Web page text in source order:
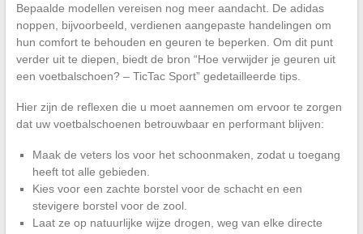
Bepaalde modellen vereisen nog meer aandacht. De adidas
noppen, bijvoorbeeld, verdienen aangepaste handelingen om
hun comfort te behouden en geuren te beperken. Om dit punt
verder uit te diepen, biedt de bron “Hoe verwijder je geuren uit
een voetbalschoen? – TicTac Sport” gedetailleerde tips.
Hier zijn de reflexen die u moet aannemen om ervoor te zorgen
dat uw voetbalschoenen betrouwbaar en performant blijven:
Maak de veters los voor het schoonmaken, zodat u toegang
heeft tot alle gebieden.
Kies voor een zachte borstel voor de schacht en een
stevigere borstel voor de zool.
Laat ze op natuurlijke wijze drogen, weg van elke directe